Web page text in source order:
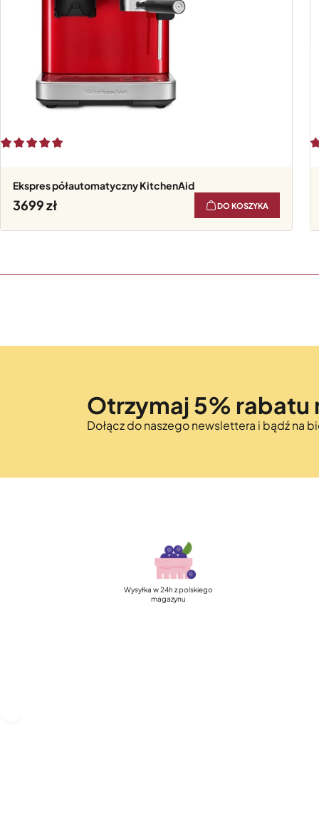
Ekspres półautomatyczny KitchenAid
3699 DO KOSZYKA
Otrzymaj 5% rabatu
Dołącz do naszego newslettera i bądź na
Wysyłka w 24h z polskiego
magazynu